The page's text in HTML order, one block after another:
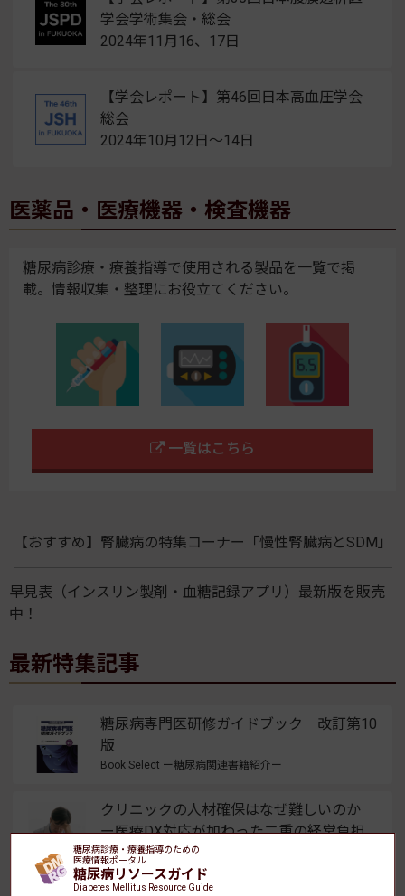
学会学術集会・総会
2024年11月16、17日
【学会レポート】第46回日本高血圧学会
総会
2024年10月12日～14日
医薬品・医療機器・検査機器
糖尿病診療・療養指導で使用される製品を一覧で掲
載。情報収集・整理にお役立てください。
一覧はこちら
【おすすめ】腎臓病の特集コーナー「慢性腎臓病とSDM」
早見表（インスリン製剤・血糖記録アプリ）最新版を販売
中！
最新特集記事
糖尿病専門医研修ガイドブック 改訂第10
版
Book Select ー糖尿病関連書籍紹介ー
クリニックの人材確保はなぜ難しいのか
ー医療DX対応が加わった二重の経営負担
ー
【医療DX サポートガイド】人材採用編
糖尿病診療・療養指導のための
医療情報ポータル
糖尿病リソースガイド
Diabetes Mellitus Resource Guide